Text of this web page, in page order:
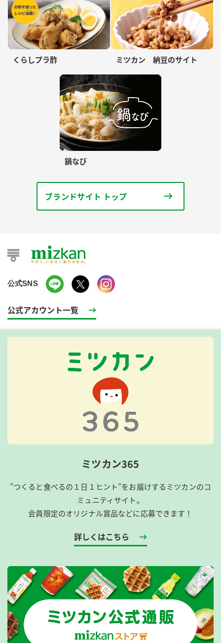
くらしプラ酢 ミツカン 納豆のサイト
鍋なび
ブランドサイト トップ
公式SNS
公式アカウント一覧
ミツカン365
”つくると食べるの１日１ヒント”をお届けするミツカンのコ
ミュニティサイト。
会員限定のオリジナル賞品などに応募できます！
詳しくはこちら